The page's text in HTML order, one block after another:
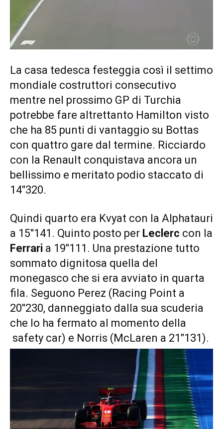
La casa tedesca festeggia così il settimo
mondiale costruttori consecutivo
mentre nel prossimo GP di Turchia
potrebbe fare altrettanto Hamilton visto
che ha 85 punti di vantaggio su Bottas
con quattro gare dal termine. Ricciardo
con la Renault conquistava ancora un
bellissimo e meritato podio staccato di
14″320.
Quindi quarto era Kvyat con la Alphatauri
a 15″141. Quinto posto per Leclerc con la
Ferrari a 19″111. Una prestazione tutto
sommato dignitosa quella del
monegasco che si era avviato in quarta
fila. Seguono Perez (Racing Point a
20″230, danneggiato dalla sua scuderia
che lo ha fermato al momento della
safety car) e Norris (McLaren a 21″131).